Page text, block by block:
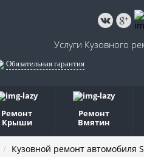
Услуги Кузовного
Обязательная гарантия
Ремонт
Крыши
Ремонт
Вмятин
Кузовной ремонт автомобиля